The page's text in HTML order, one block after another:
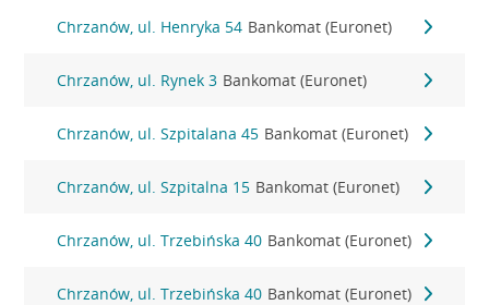
Chrzanów, ul. Henryka 54 Bankomat (Euronet)
Chrzanów, ul. Rynek 3 Bankomat (Euronet)
Chrzanów, ul. Szpitalana 45 Bankomat (Euronet)
Chrzanów, ul. Szpitalna 15 Bankomat (Euronet)
Chrzanów, ul. Trzebińska 40 Bankomat (Euronet)
Chrzanów, ul. Trzebińska 40 Bankomat (Euronet)